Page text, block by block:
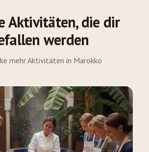
Aktivitäten, die dir
werden
mehr Aktivitäten in Marokko